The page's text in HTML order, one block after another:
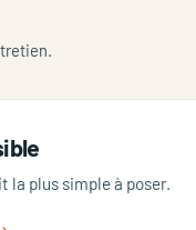
la plus simple à poser.